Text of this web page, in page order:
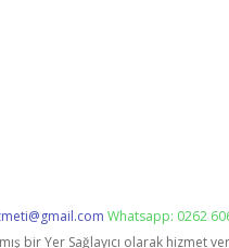
Whatsapp: 0262
bir Yer Sağlayıcı olarak